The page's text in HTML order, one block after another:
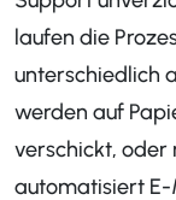
laufen die
unterschiedlich
werden auf
verschickt, oder
automatisiert E-